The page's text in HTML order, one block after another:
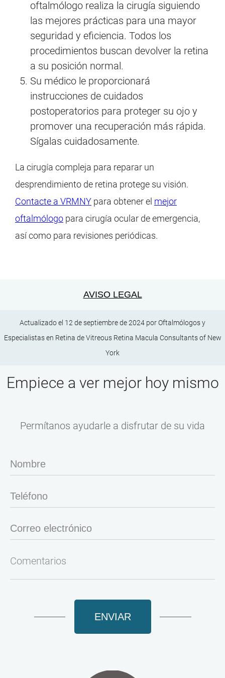
oftalmólogo realiza la cirugía siguiendo
las mejores prácticas para una mayor
seguridad y eficiencia. Todos los
procedimientos buscan devolver la retina
a su posición normal.
Su médico le proporcionará
instrucciones de cuidados
postoperatorios para proteger su ojo y
promover una recuperación más rápida.
Sígalas cuidadosamente.
La cirugía compleja para reparar un
desprendimiento de retina protege su visión.
Contacte a VRMNY para obtener el mejor
oftalmólogo para cirugía ocular de emergencia,
así como para revisiones periódicas.
AVISO LEGAL
Actualizado el 12 de septiembre de 2024 porOftalmólogos y
Especialistas en Retina deVitreous Retina Macula Consultants of New
York
Empiece a ver mejor hoy mismo
Permítanos ayudarle a disfrutar de su vida
ENVIAR